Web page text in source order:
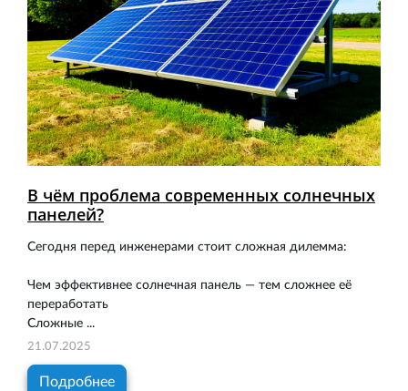
В чём проблема современных солнечных
панелей?
Сегодня перед инженерами стоит сложная дилемма:
Чем эффективнее солнечная панель — тем сложнее её
переработать
Сложные ...
21.07.2025
Подробнее